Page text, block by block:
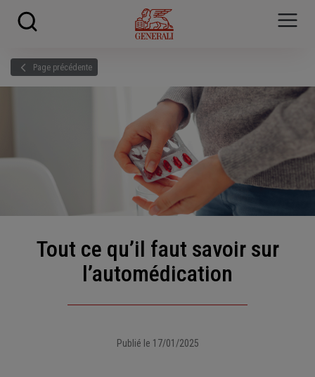
Page précédente
Tout ce qu’il faut savoir sur
l’automédication
Publié le 17/01/2025